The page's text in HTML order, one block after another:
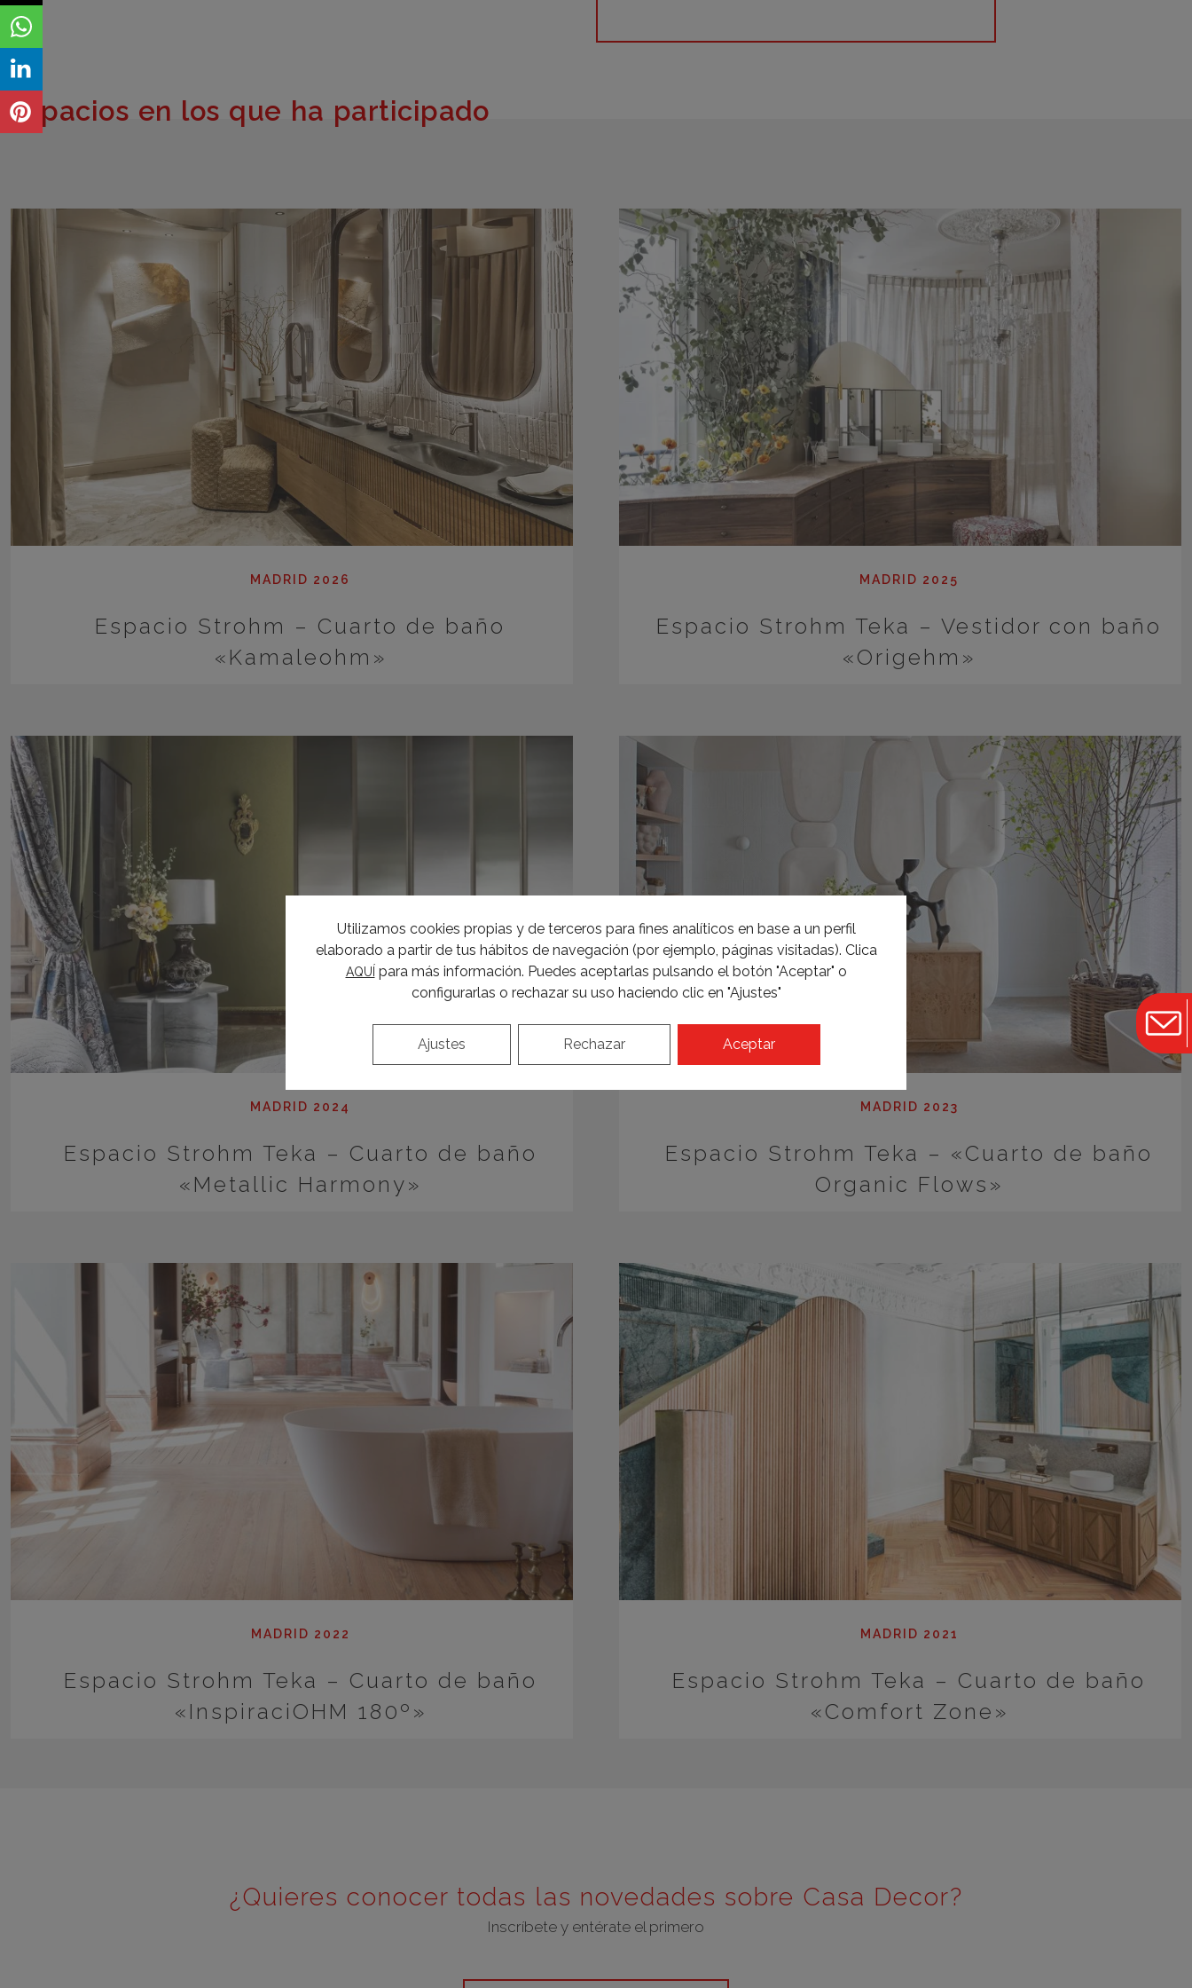
Espacios en los que ha participado
MADRID 2026
Espacio Strohm – Cuarto de baño
«Kamaleohm»
MADRID 2025
Espacio Strohm Teka – Vestidor con baño
«Origehm»
MADRID 2024
Espacio Strohm Teka – Cuarto de baño
«Metallic Harmony»
MADRID 2023
Espacio Strohm Teka – «Cuarto de baño
Organic Flows»
MADRID 2022
Espacio Strohm Teka – Cuarto de baño
«InspiraciOHM 180º»
MADRID 2021
Espacio Strohm Teka – Cuarto de baño
«Comfort Zone»
¿Quieres conocer todas las novedades sobre Casa Decor?
Inscríbete y entérate el primero
Utilizamos cookies propias y de terceros para fines analíticos en base a un perfil
elaborado a partir de tus hábitos de navegación (por ejemplo, páginas visitadas). Clica
AQUÍ para más información. Puedes aceptarlas pulsando el botón "Aceptar" o
configurarlas o rechazar su uso haciendo clic en "Ajustes"
Aceptar
Rechazar
Ajustes